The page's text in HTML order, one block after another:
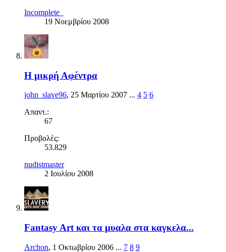
Incomplete_
19 Νοεμβρίου 2008
Η μικρή Αφέντρα
john_slave96, 25 Μαρτίου 2007 ... 4 5 6
Απαντ.:
67
Προβολές:
53.829
nudistmaster
2 Ιουλίου 2008
Fantasy Art και τα μυαλα στα καγκελα...
Archon, 1 Οκτωβρίου 2006 ... 7 8 9